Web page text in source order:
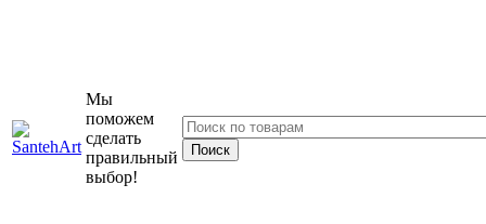
Мы
поможем
сделать
правильный
выбор!